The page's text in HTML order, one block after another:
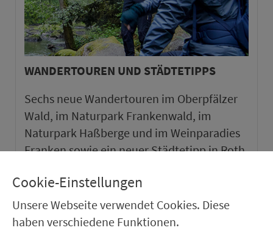
WANDERTOUREN UND STÄDTETIPPS
Sechs neue Wandertouren im Oberpfälzer
Wald, im Naturpark Frankenwald, im
Naturpark Haßberge und im Weinparadies
Franken sowie ein neuer Städtetipp in Roth.
Cookie-Einstellungen
Unsere Webseite verwendet Cookies. Diese
haben verschiedene Funktionen.